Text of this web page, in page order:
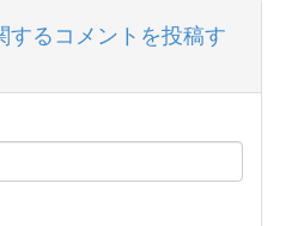
するコメントを投稿す